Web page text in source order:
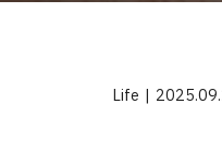
Life